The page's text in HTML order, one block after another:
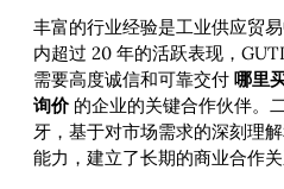
丰富的行业经验是工业供应贸
内超过 20 年的活跃表现，
需要高度诚信和可靠交付 哪里
询价 的企业的关键合作伙伴。
牙，基于对市场需求的深刻理
能力，建立了长期的商业合作关